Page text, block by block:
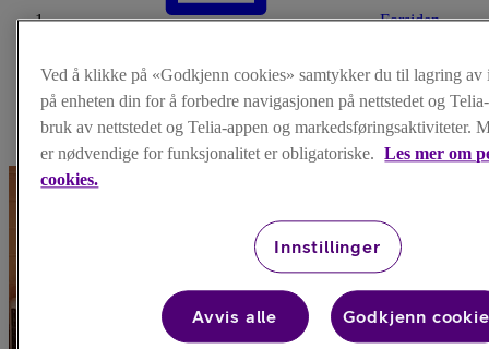
Forsiden
/
Aktuelt
Svindelsperre-sak
Ved å klikke på «Godkjenn cookies» samtykker du til lagring av
på enheten din for å forbedre navigasjonen på nettstedet og
bruk av nettstedet og Telia-appen og markedsføringsaktiviteter.
er nødvendige for funksjonalitet er obligatoriske.
Les mer om
cookies.
Innstillinger
Avvis alle Godkjenn